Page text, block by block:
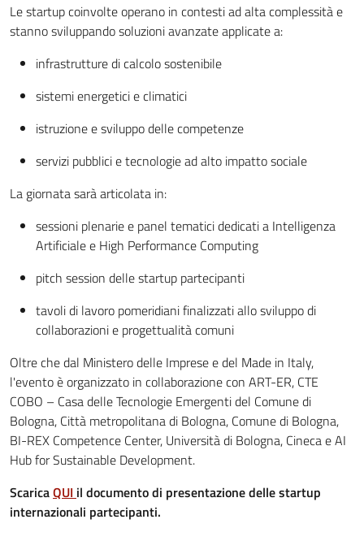
Le startup coinvolte operano in contesti ad alta complessità e
stanno sviluppando soluzioni avanzate applicate a:
infrastrutture di calcolo sostenibile
sistemi energetici e climatici
istruzione e sviluppo delle competenze
servizi pubblici e tecnologie ad alto impatto sociale
La giornata sarà articolata in:
sessioni plenarie e panel tematici dedicati a Intelligenza
Artificiale e High Performance Computing
pitch session delle startup partecipanti
tavoli di lavoro pomeridiani finalizzati allo sviluppo di
collaborazioni e progettualità comuni
Oltre che dal Ministero delle Imprese e del Made in Italy,
l'evento è organizzato in collaborazione con ART-ER, CTE
COBO – Casa delle Tecnologie Emergenti del Comune di
Bologna, Città metropolitana di Bologna, Comune di Bologna,
BI-REX Competence Center, Università di Bologna, Cineca e AI
Hub for Sustainable Development.
ScaricaQUI il documento di presentazione delle startup
internazionali partecipanti.